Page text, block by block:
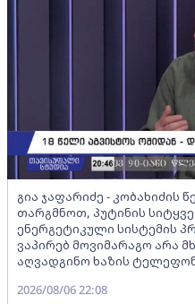
გია ჯაფარიძე -
თარგმნოთ, პუტინის
ენერგეტიკული სისტემის
ვაპირებ მოვიმარაგო არა
აღვადგინო ხაზის
2026/08/06 22:08